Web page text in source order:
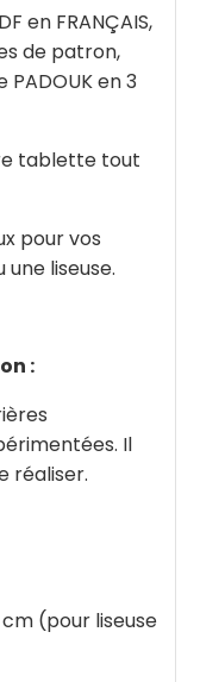
en FRANÇAIS,
de patron,
en 3
tablette tout
pour vos
liseuse.
:
Il
réaliser.
(pour liseuse